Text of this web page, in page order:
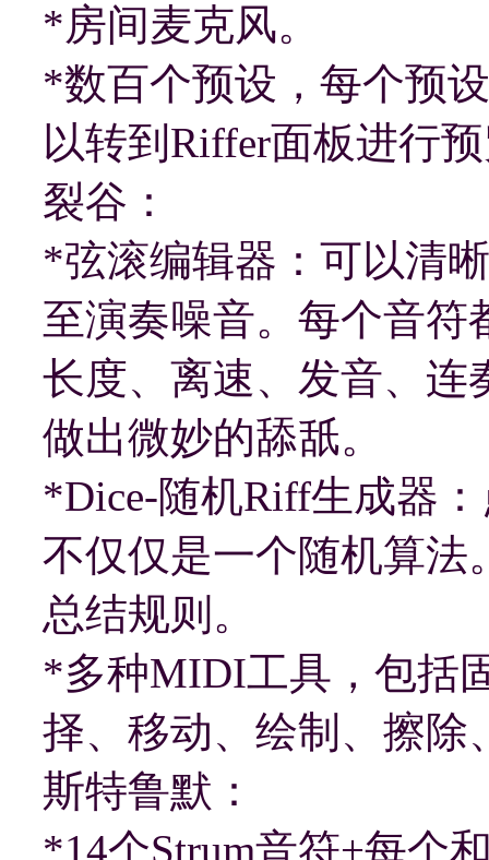
*房间麦克风。
*数百个预设，每个预
以转到Riffer面板进行
裂谷：
*弦滚编辑器：可以清
至演奏噪音。每个音
长度、离速、发音、连
做出微妙的舔舐。
*Dice-随机Riff生成器
不仅仅是一个随机算法
总结规则。
*多种MIDI工具，包括
择、移动、绘制、擦除
斯特鲁默：
*14个Strum音符+每个